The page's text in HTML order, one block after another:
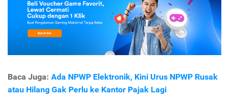
Baca Juga: Ada NPWP Elektronik, Kini Urus NPWP Rusak
atau Hilang Gak Perlu ke Kantor Pajak Lagi